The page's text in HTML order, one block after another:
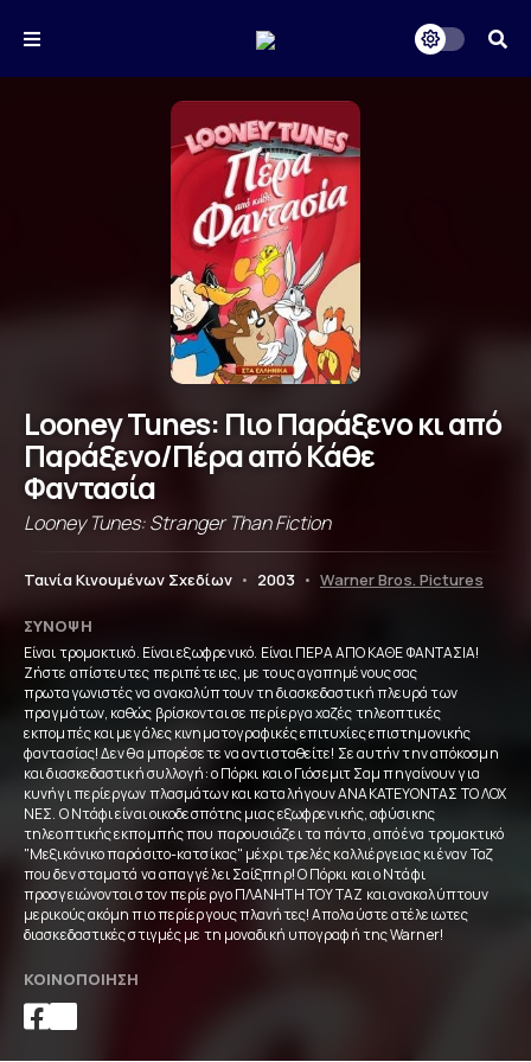
Looney Tunes: Πιο Παράξενο κι από
Παράξενο/Πέρα από Κάθε
Φαντασία
Looney Tunes: Stranger Than Fiction
Ταινία Κινουμένων Σχεδίων • 2003 • Warner Bros. Pictures
ΣΎΝΟΨΗ
Είναι τρομακτικό. Είναι εξωφρενικό. Είναι ΠΕΡΑ ΑΠΟ ΚΑΘΕ ΦΑΝΤΑΣΙΑ!
Ζήστε απίστευτες περιπέτειες, με τους αγαπημένους σας
πρωταγωνιστές να ανακαλύπτουν τη διασκεδαστική πλευρά των
πραγμάτων, καθώς βρίσκονται σε περίεργα χαζές τηλεοπτικές
εκπομπές και μεγάλες κινηματογραφικές επιτυχίες επιστημονικής
φαντασίας! Δεν θα μπορέσετε να αντισταθείτε! Σε αυτήν την απόκοσμη
και διασκεδαστική συλλογή: ο Πόρκι και ο Γιόσεμιτ Σαμ πηγαίνουν για
κυνήγι περίεργων πλασμάτων και καταλήγουν ΑΝΑΚΑΤΕΥΟΝΤΑΣ ΤΟ ΛΟΧ
ΝΕΣ. Ο Ντάφι είναι οικοδεσπότης μιας εξωφρενικής, αφύσικης
τηλεοπτικής εκπομπής που παρουσιάζει τα πάντα, από ένα τρομακτικό
"Μεξικάνικο παράσιτο-κατσίκας" μέχρι τρελές καλλιέργειας κι έναν Ταζ
που δεν σταματά να απαγγέλει Σαίξπηρ! Ο Πόρκι και ο Ντάφι
προσγειώνονται στον περίεργο ΠΛΑΝΗΤΗ ΤΟΥ ΤΑΖ και ανακαλύπτουν
μερικούς ακόμη πιο περίεργους πλανήτες! Απολαύστε ατέλειωτες
διασκεδαστικές στιγμές με τη μοναδική υπογραφή της Warner!
ΚΟΙΝΟΠΟΊΗΣΗ